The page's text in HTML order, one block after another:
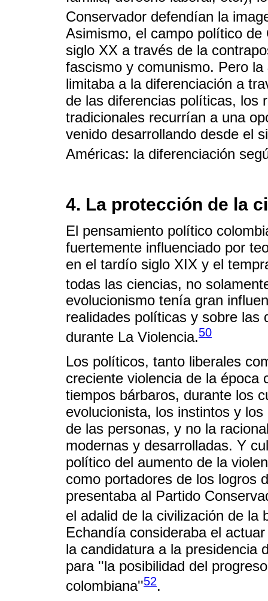
Conservador defendían la
Asimismo, el campo político
siglo XX a través de la
fascismo y comunismo. Pero la
limitaba a la diferenciación a
de las diferencias políticas, los
tradicionales recurrían a una
venido desarrollando desde el
Américas: la diferenciación
4. La protección de la
El pensamiento político
fuertemente influenciado por
en el tardío siglo XIX y el
todas las ciencias, no
evolucionismo tenía gran
realidades políticas y sobre las
durante La Violencia.50
Los políticos, tanto liberales
creciente violencia de la época
tiempos bárbaros, durante los
evolucionista, los instintos y
de las personas, y no la
modernas y desarrolladas. Y
político del aumento de la
como portadores de los logros
presentaba al Partido
el adalid de la civilización de la
Echandía consideraba el
la candidatura a la presidencia
para ''la posibilidad del
colombiana''52.